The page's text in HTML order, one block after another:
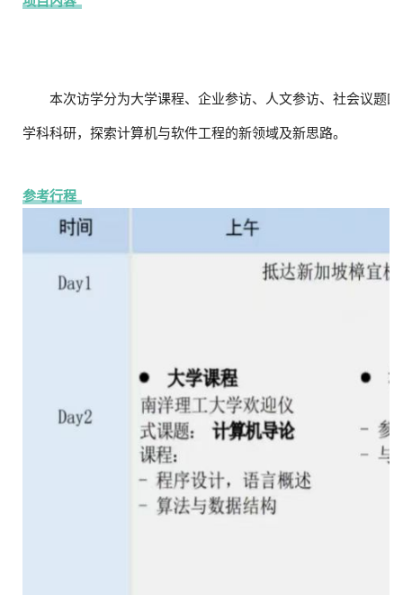
本次访学分为大学课程、企业参访、人文参访、社会议题
学科科研，探索计算机与软件工程的新领域及新思路。
参考行程